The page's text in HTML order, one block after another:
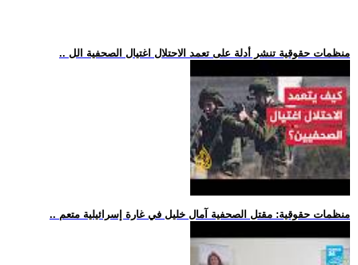
.. منظمات حقوقية تنشر أدلة على تعمد الاحتلال اغتيال الصحفية الل
.. منظمات حقوقية: مقتل الصحفية آمال خليل في غارة إسرائيلية متعم